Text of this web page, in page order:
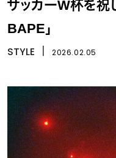
サッカーW杯を
BAPE」
STYLE 2026.02.05